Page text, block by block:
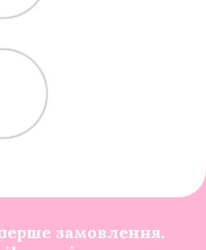
замовлення.